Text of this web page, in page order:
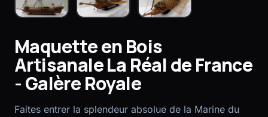
EN FR
Maquette en Bois
Artisanale La Réal de France
- Galère Royale
Faites entrer la splendeur absolue de la Marine du